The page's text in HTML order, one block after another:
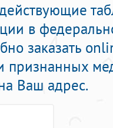
в
заказать
Ваш адрес.